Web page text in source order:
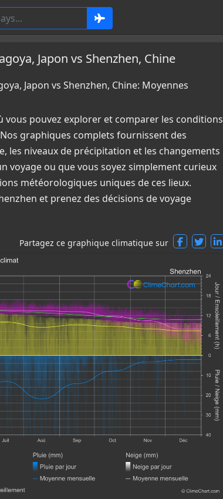
Japon vs Shenzhen, Chine
Japon vs Shenzhen, Chine: Moyennes
pouvez explorer et comparer les conditions
graphiques complets fournissent des
les niveaux de précipitation et les changements
voyage ou que vous soyez simplement curieux
météorologiques uniques de ces lieux.
et prenez des décisions de voyage
Partagez ce graphique climatique sur